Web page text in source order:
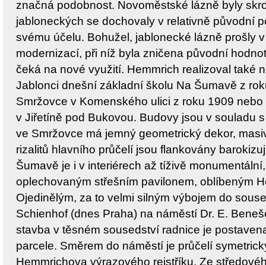
značná podobnost. Novoměstské lázně byly
jabloneckých se dochovaly v relativně původní
svému účelu. Bohužel, jablonecké lázně prošly
modernizací, při níž byla zničena původní
čeká na nové využití. Hemmrich realizoval také
Jablonci dnešní základní školu Na Šumavě z
Smržovce v Komenského ulici z roku 1909
v Jiřetíně pod Bukovou. Budovy jsou v souladu
ve Smržovce má jemný geometrický dekor,
rizalitů hlavního průčelí jsou flankovány
Šumavě je i v interiérech až tíživě
oplechovaným střešním pavilonem, oblíbeným
Ojedinělým, za to velmi silným výbojem do
Schienhof (dnes Praha) na náměstí Dr. E.
stavba v těsném sousedství radnice je
parcele. Směrem do náměstí je průčelí
Hemmrichova výrazového rejstříku. Ze